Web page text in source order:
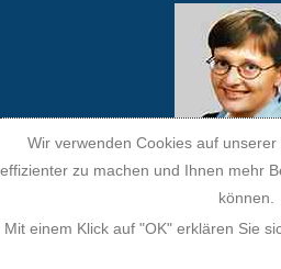
Kersten
Wir verwenden Cookies auf
effizienter zu machen und Ihnen mehr
können.
Mit einem Klick auf "OK" erklären Sie